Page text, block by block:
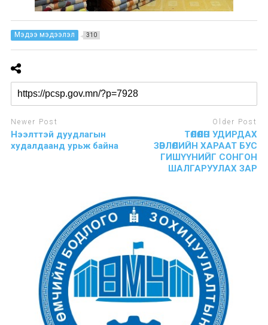
Мэдээ мэдээлэл 310
Newer Post
Нээлттэй дуудлагын
худалдаанд урьж байна
Older Post
ТӨЛӨӨЛӨН УДИРДАХ
ЗӨВЛӨЛИЙН ХАРААТ БУС
ГИШҮҮНИЙГ СОНГОН
ШАЛГАРУУЛАХ ЗАР